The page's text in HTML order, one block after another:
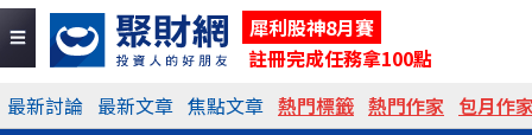
犀利股神8月賽
註冊完成任務拿100點
最新討論 最新文章 焦點文章 熱門標籤 熱門作家 包月作